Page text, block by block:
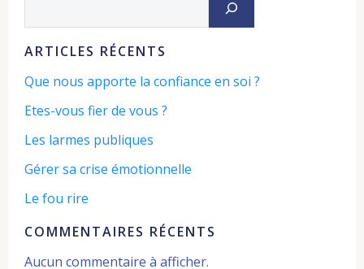
ARTICLES RÉCENTS
Que nous apporte la confiance en soi ?
Etes-vous fier de vous ?
Les larmes publiques
Gérer sa crise émotionnelle
Le fou rire
COMMENTAIRES RÉCENTS
Aucun commentaire à afficher.